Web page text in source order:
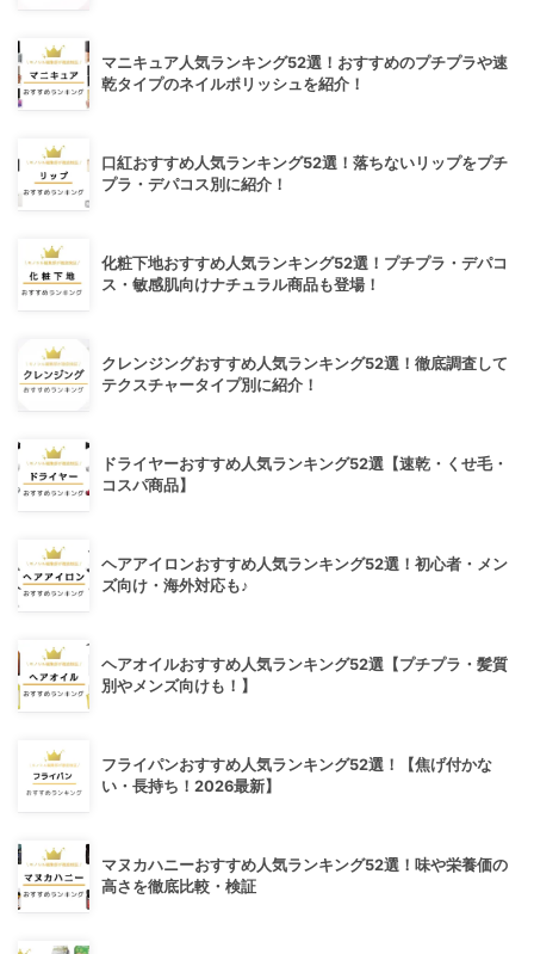
マニキュア人気ランキング52選！おすすめのプチプラや速
乾タイプのネイルポリッシュを紹介！
口紅おすすめ人気ランキング52選！落ちないリップをプチ
プラ・デパコス別に紹介！
化粧下地おすすめ人気ランキング52選！プチプラ・デパコ
ス・敏感肌向けナチュラル商品も登場！
クレンジングおすすめ人気ランキング52選！徹底調査して
テクスチャータイプ別に紹介！
ドライヤーおすすめ人気ランキング52選【速乾・くせ毛・
コスパ商品】
ヘアアイロンおすすめ人気ランキング52選！初心者・メン
ズ向け・海外対応も♪
ヘアオイルおすすめ人気ランキング52選【プチプラ・髪質
別やメンズ向けも！】
フライパンおすすめ人気ランキング52選！【焦げ付かな
い・長持ち！2026最新】
マヌカハニーおすすめ人気ランキング52選！味や栄養価の
高さを徹底比較・検証